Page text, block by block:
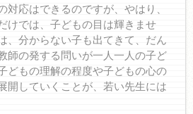
対応はできるのですが、やはり、
けでは、子どもの目は輝きませ
、分からない子も出てきて、だん
師の発する問いが一人一人の子ど
どもの理解の程度や子どもの心の
開していくことが、若い先生には